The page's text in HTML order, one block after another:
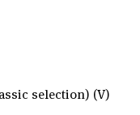
selection) (V)